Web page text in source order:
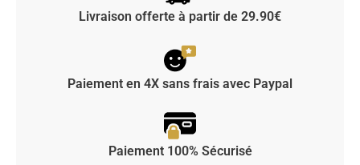
Livraison offerte à partir de 29.90€
Paiement en 4X sans frais avec Paypal
Paiement 100% Sécurisé